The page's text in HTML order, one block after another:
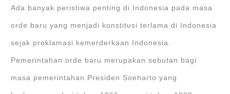
pada
Masa
Orde
Baru
Ada banyak peristiwa penting di Indonesia pada masa
orde baru yang menjadi konstitusi terlama di Indonesia
sejak proklamasi kemerderkaan Indonesia.
Pemerintahan orde baru merupakan sebutan bagi
masa pemerintahan Presiden Soeharto yang